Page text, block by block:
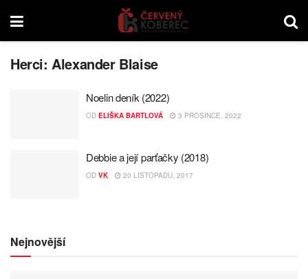
Herci:Alexander Blaise
Noelin deník (2022)
OD ELIŠKA BARTLOVÁ 3 PROSINCE, 2022
Debbie a její parťačky (2018)
OD VK 20 LISTOPADU, 2017
Nejnovější